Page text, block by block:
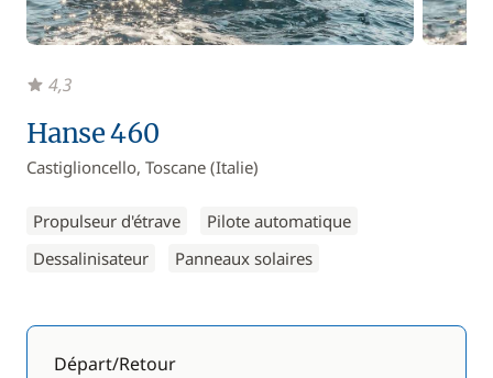
Hanse 460
Castiglioncello, Toscane (Italie)
Propulseur d'étrave
Pilote automatique
Dessalinisateur
Panneaux solaires
4,3
Départ/Retour